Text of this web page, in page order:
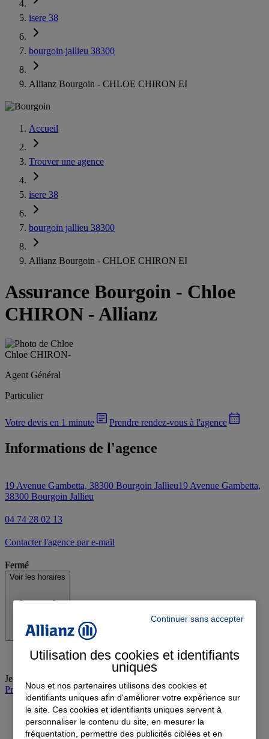
isere 38
bourgoin jallieu 38300
Allianz Bourgoin - CHLOE CHIRON EI
Accueil
Trouver une agence
isere 38
bourgoin jallieu 38300
Allianz Bourgoin - CHLOE CHIRON EI
Assurance Bourgoin - Chloe
CHIRON - Allianz
Chloe CHIRON-
Agent Général
Particulier
Votre devis en 1 minute Prendre rendez-vous à l'agence
Informations de l'agence
19 Avenue Gambetta, 38300 Bourgoin Jallieu19 Avenue Gambetta,
38300 Bourgoin Jallieu
04 74 28 02 13
Contacter l'agence par e-mail
Fermé
Voir les horaires
Jeudi
Prendre rendez-vous à l'agence
Continuer sans accepter
Utilisation des cookies et identifiants
uniques
Nous et nos partenaires utilisons des cookies et
identifiants uniques afin d'améliorer votre expérience sur
le site. Ces cookies et identifiants uniques servent à
personnaliser le contenu du site, en mesurer la
fréquentation, permettre des publicités ciblées et en